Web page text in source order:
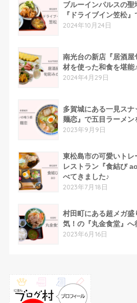
ブルーインパルスの
『ドライブイン笠松
2024年10月24日
南光台の新店『居酒
材を使った和食を堪能♪
2024年4月29日
多賀城にある一見ス
麺恋』で五目ラーメン
2023年9月9日
東松島市の可愛いトレ
レストラン『食結び
べてきました♪
2023年7月18日
村田町にある超メガ盛
気！の『丸金食堂』
2023年6月16日